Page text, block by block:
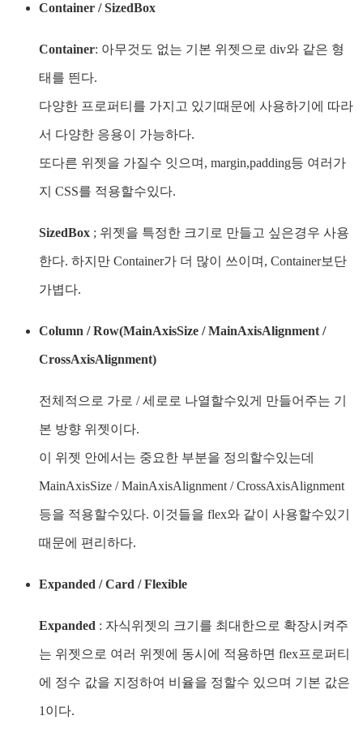
Container / SizedBox
Container: 아무것도 없는 기본 위젯으로 div와 같은 형
태를 띈다.
다양한 프로퍼티를 가지고 있기때문에 사용하기에 따라
서 다양한 응용이 가능하다.
또다른 위젯을 가질수 잇으며, margin,padding등 여러가
지 CSS를 적용할수있다.
SizedBox ; 위젯을 특정한 크기로 만들고 싶은경우 사용
한다. 하지만 Container가 더 많이 쓰이며, Container보단
가볍다.
Column / Row(MainAxisSize / MainAxisAlignment /
CrossAxisAlignment)
전체적으로 가로 / 세로로 나열할수있게 만들어주는 기
본 방향 위젯이다.
이 위젯 안에서는 중요한 부분을 정의할수있는데
MainAxisSize / MainAxisAlignment / CrossAxisAlignment
등을 적용할수있다. 이것들을 flex와 같이 사용할수있기
때문에 편리하다.
Expanded / Card / Flexible
Expanded : 자식위젯의 크기를 최대한으로 확장시켜주
는 위젯으로 여러 위젯에 동시에 적용하면 flex프로퍼티
에 정수 값을 지정하여 비율을 정할수 있으며 기본 값은
1이다.